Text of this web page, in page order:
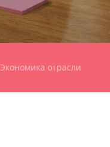
Экономика отрасли